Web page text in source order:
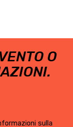
O
sulla